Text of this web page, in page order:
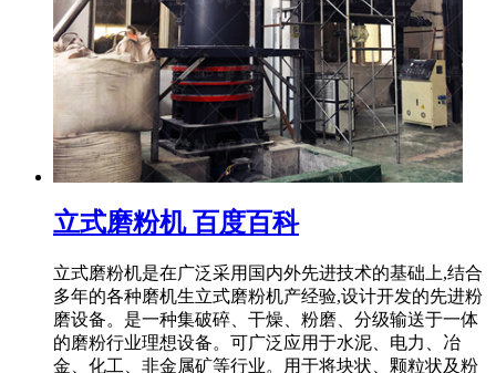
立式磨粉机 百度百科
立式磨粉机是在广泛采用国内外先进技术的基础上,结合
多年的各种磨机生立式磨粉机产经验,设计开发的先进粉
磨设备。是一种集破碎、干燥、粉磨、分级输送于一体
的磨粉行业理想设备。可广泛应用于水泥、电力、冶
金、化工、非金属矿等行业。用于将块状、颗粒状及粉